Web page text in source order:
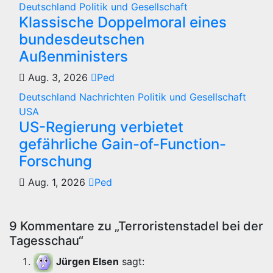
Deutschland Politik und Gesellschaft
Klassische Doppelmoral eines
bundesdeutschen
Außenministers
Aug. 3, 2026
Ped
Deutschland Nachrichten Politik und Gesellschaft
USA
US-Regierung verbietet
gefährliche Gain-of-Function-
Forschung
Aug. 1, 2026 Ped
9 Kommentare zu „Terroristenstadel bei der
Tagesschau“
Jürgen Elsen sagt: